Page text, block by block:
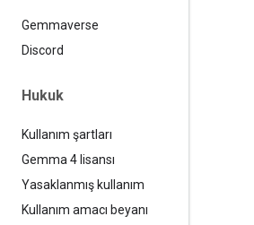
Gemmaverse
Discord
Hukuk
Kullanım şartları
Gemma 4 lisansı
Yasaklanmış kullanım
Kullanım amacı beyanı